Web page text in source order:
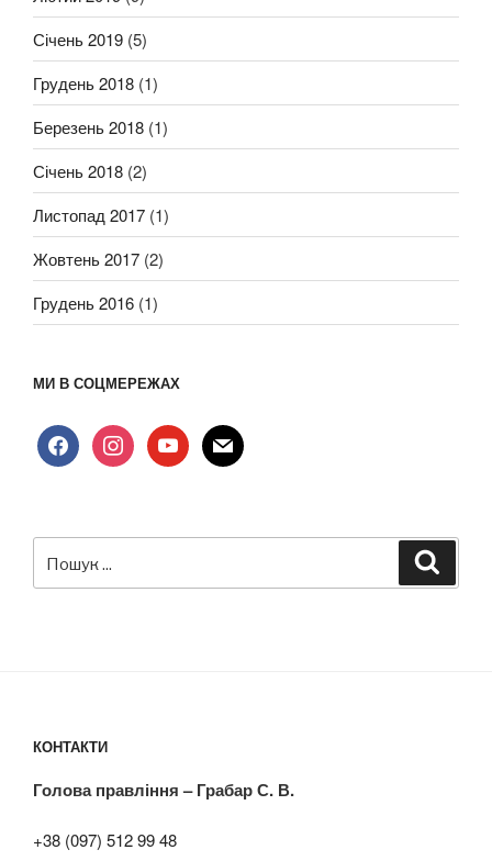
Січень 2019 (5)
Грудень 2018 (1)
Березень 2018 (1)
Січень 2018 (2)
Листопад 2017 (1)
Жовтень 2017 (2)
Грудень 2016 (1)
МИ В СОЦМЕРЕЖАХ
facebookinstagramyoutubemail
за
КОНТАКТИ
Голова правління – Грабар С. В.
+38 (097) 512 99 48